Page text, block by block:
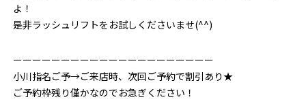
よ！
是非ラッシュリフトをお試しくださいませ(^^)
ーーーーーーーーーーーーーーーーーーーーー
小川指名ご予→ご来店時、次回ご予約で割引あり★
ご予約枠残り僅かなのでお急ぎください！